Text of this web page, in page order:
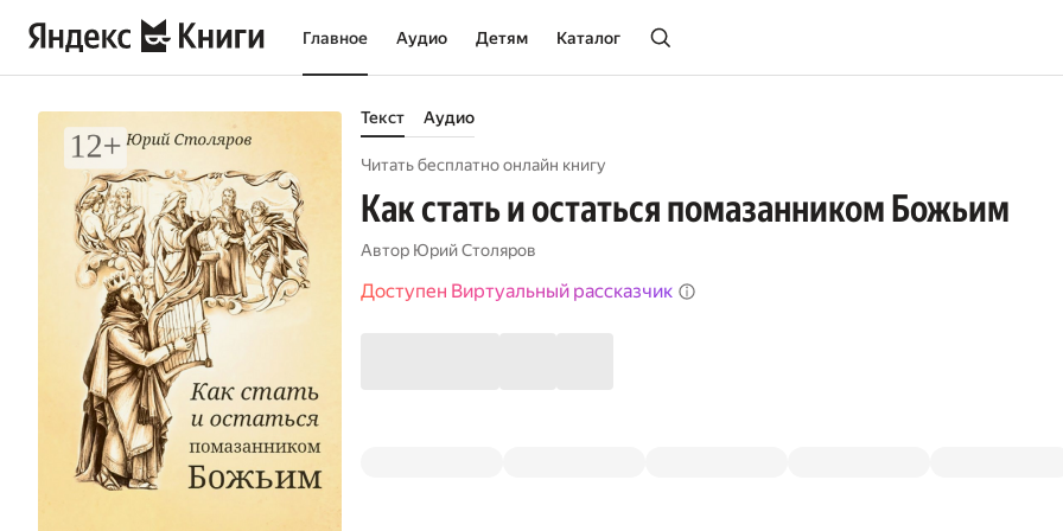
Главное Аудио Детям Каталог
Текст Аудио
Читать бесплатно онлайн книгу
Как стать и остаться помазанником Божьим
Автор Юрий Столяров
Доступен Виртуальный рассказчик